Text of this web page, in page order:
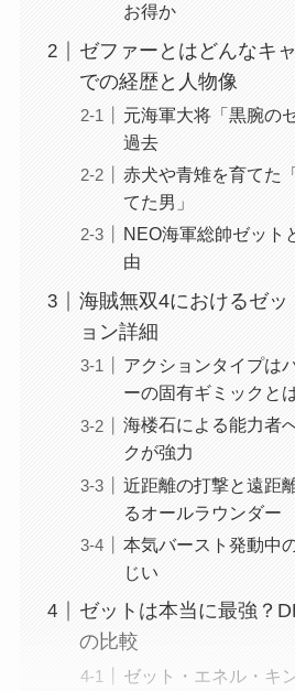
お得か
ゼファーとはどんなキ
での経歴と人物像
元海軍大将「黒腕の
過去
赤犬や青雉を育てた
てた男」
NEO海軍総帥ゼット
由
海賊無双4におけるゼ
ョン詳細
アクションタイプは
ーの固有ギミックと
海楼石による能力者
クが強力
近距離の打撃と遠距
るオールラウンダー
本気バースト発動中
じい
ゼットは本当に最強？
の比較
ゼット・エネル・キ